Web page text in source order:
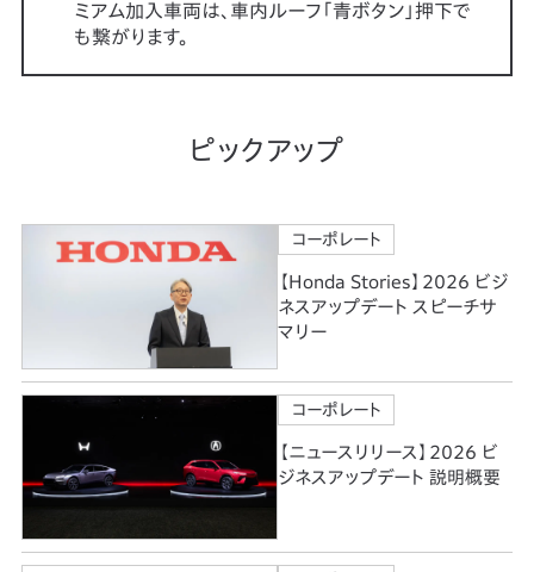
ミアム加入車両は、車内ルーフ「青ボタン」押下で
も繋がります。
ピックアップ
コーポレート
【Honda Stories】2026 ビジ
ネスアップデート スピーチサ
マリー
コーポレート
【ニュースリリース】2026 ビ
ジネスアップデート 説明概要